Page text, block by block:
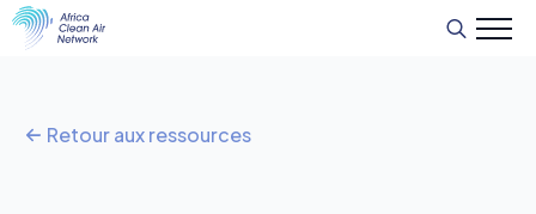
Retour aux ressources